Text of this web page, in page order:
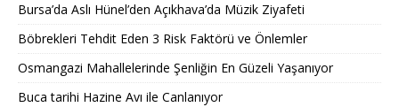
Bursa’da Aslı Hünel’den Açıkhava’da Müzik Ziyafeti
Böbrekleri Tehdit Eden 3 Risk Faktörü ve Önlemler
Osmangazi Mahallelerinde Şenliğin En Güzeli Yaşanıyor
Buca tarihi Hazine Avı ile Canlanıyor